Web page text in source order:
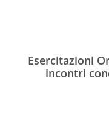
Esercitazioni
incontri